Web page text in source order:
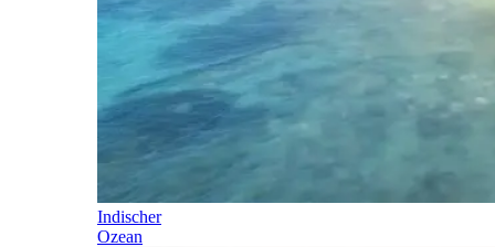
Indischer
Ozean